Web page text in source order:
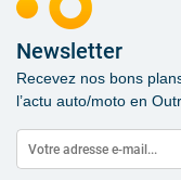
Newsletter
Recevez nos bons
l’actu auto/moto en